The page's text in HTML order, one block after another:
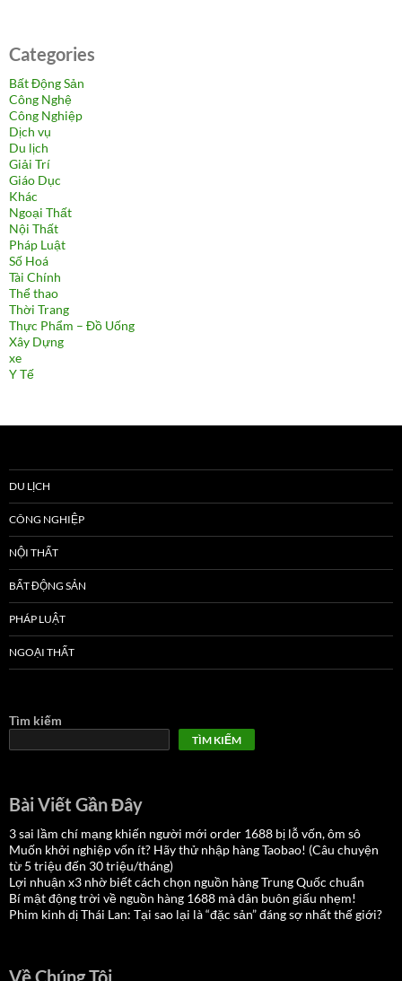
Categories
Bất Động Sản
Công Nghệ
Công Nghiệp
Dịch vụ
Du lịch
Giải Trí
Giáo Dục
Khác
Ngoại Thất
Nội Thất
Pháp Luật
Số Hoá
Tài Chính
Thể thao
Thời Trang
Thực Phẩm – Đồ Uống
Xây Dựng
xe
Y Tế
DU LỊCH
CÔNG NGHIỆP
NỘI THẤT
BẤT ĐỘNG SẢN
PHÁP LUẬT
NGOẠI THẤT
Tìm kiếm
TÌM KIẾM
Bài Viết Gần Đây
3 sai lầm chí mạng khiến người mới order 1688 bị lỗ vốn, ôm sô
Muốn khởi nghiệp vốn ít? Hãy thử nhập hàng Taobao! (Câu chuyện
từ 5 triệu đến 30 triệu/tháng)
Lợi nhuận x3 nhờ biết cách chọn nguồn hàng Trung Quốc chuẩn
Bí mật động trời về nguồn hàng 1688 mà dân buôn giấu nhẹm!
Phim kinh dị Thái Lan: Tại sao lại là “đặc sản” đáng sợ nhất thế giới?
Về Chúng Tôi